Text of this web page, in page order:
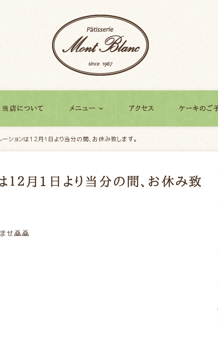
当店について メニュー アクセス ケーキのご
ーションは１２月1日より当分の間、お休み致します。
１２月1日より当分の間、お休み致
せ🙇🙇